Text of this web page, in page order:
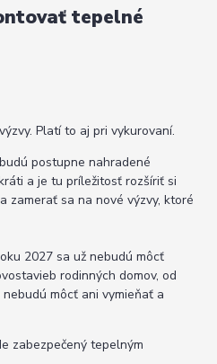
tepelné
Platí to aj pri vykurovaní.
postupne nahradené
a je tu príležitosť rozšíriť si
zamerať sa na nové výzvy, ktoré
2027 sa už nebudú môcť
rodinných domov, od
môcť ani vymieňať a
zabezpečený tepelným